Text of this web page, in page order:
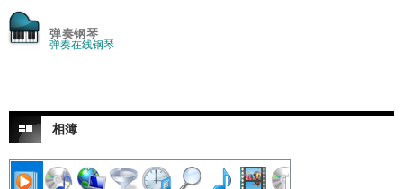
弹奏钢琴
弹奏在线钢琴
相簿